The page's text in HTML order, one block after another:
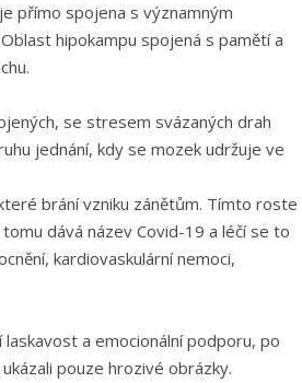
přímo spojena s významným
hipokampu spojená s pamětí a
se stresem svázaných drah
jednání, kdy se mozek udržuje ve
brání vzniku zánětům. Tímto roste
dává název Covid-19 a léčí se to
kardiovaskulární nemoci,
laskavost a emocionální podporu, po
pouze hrozivé obrázky.